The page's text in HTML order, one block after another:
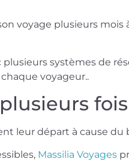
voyage plusieurs mois
plusieurs systèmes de
voyageur..
leur départ à cause
Massilia Voyages